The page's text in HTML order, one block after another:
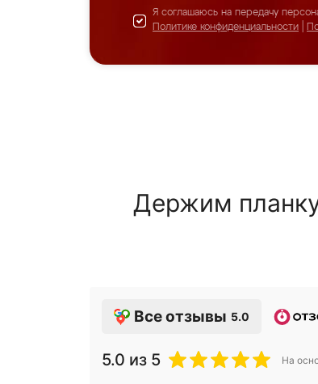
Я соглашаюсь на передачу
Политике конфиденциальности
Держим
Все отзывы 5.0
5.0 из 5 На